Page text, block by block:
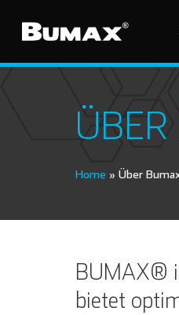
Home » Über
BUMAX®
bietet